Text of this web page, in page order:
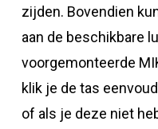
zijden. Bovendien
aan de beschikbare
voorgemonteerde
klik je de tas
of als je deze niet